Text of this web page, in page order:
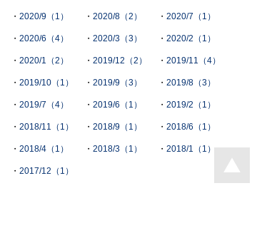
2020/9（1） 2020/8（2） 2020/7（1）
2020/6（4） 2020/3（3） 2020/2（1）
2020/1（2） 2019/12（2） 2019/11（4）
2019/10（1） 2019/9（3） 2019/8（3）
2019/7（4） 2019/6（1） 2019/2（1）
2018/11（1） 2018/9（1） 2018/6（1）
2018/4（1） 2018/3（1） 2018/1（1）
2017/12（1）